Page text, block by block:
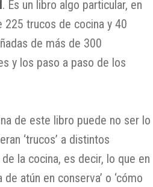
. Es un libro algo particular, en
225 trucos de cocina y 40
de más de 300
y los paso a paso de los
de este libro puede no ser lo
‘trucos’ a distintos
la cocina, es decir, lo que en
atún en conserva’ o ‘cómo